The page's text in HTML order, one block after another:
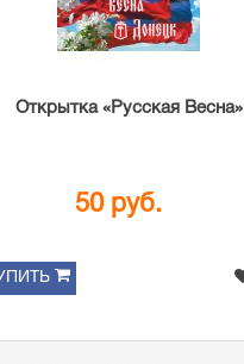
Открытка «Русская Весна»
50 руб.